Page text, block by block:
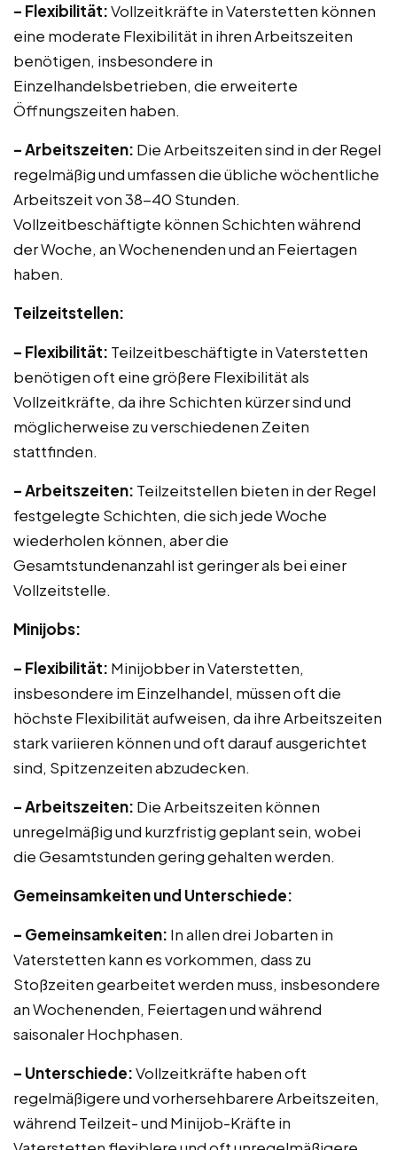
– Flexibilität:Vollzeitkräfte in Vaterstetten können
eine moderate Flexibilität in ihren Arbeitszeiten
benötigen, insbesondere in
Einzelhandelsbetrieben, die erweiterte
Öffnungszeiten haben.
– Arbeitszeiten: Die Arbeitszeiten sind in der Regel
regelmäßig und umfassen die übliche wöchentliche
Arbeitszeit von 38-40 Stunden.
Vollzeitbeschäftigte können Schichten während
der Woche, an Wochenenden und an Feiertagen
haben.
Teilzeitstellen:
– Flexibilität: Teilzeitbeschäftigte in Vaterstetten
benötigen oft eine größere Flexibilität als
Vollzeitkräfte, da ihre Schichten kürzer sind und
möglicherweise zu verschiedenen Zeiten
stattfinden.
– Arbeitszeiten: Teilzeitstellen bieten in der Regel
festgelegte Schichten, die sich jede Woche
wiederholen können, aber die
Gesamtstundenanzahl ist geringer als bei einer
Vollzeitstelle.
Minijobs:
– Flexibilität: Minijobber in Vaterstetten,
insbesondere im Einzelhandel, müssen oft die
höchste Flexibilität aufweisen, da ihre Arbeitszeiten
stark variieren können und oft darauf ausgerichtet
sind, Spitzenzeiten abzudecken.
– Arbeitszeiten: Die Arbeitszeiten können
unregelmäßig und kurzfristig geplant sein, wobei
die Gesamtstunden gering gehalten werden.
Gemeinsamkeiten und Unterschiede:
– Gemeinsamkeiten: In allen drei Jobarten in
Vaterstetten kann es vorkommen, dass zu
Stoßzeiten gearbeitet werden muss, insbesondere
an Wochenenden, Feiertagen und während
saisonaler Hochphasen.
– Unterschiede:Vollzeitkräfte haben oft
regelmäßigere und vorhersehbarere Arbeitszeiten,
während Teilzeit- und Minijob-Kräfte in